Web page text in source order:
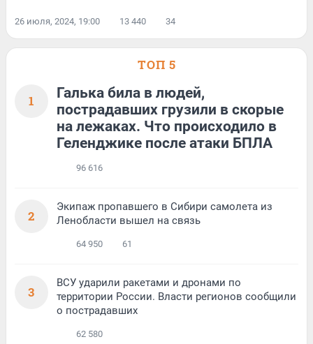
26 июля, 2024, 19:00 13 440 34
ТОП 5
1
Галька била в людей,
пострадавших грузили в скорые
на лежаках. Что происходило в
Геленджике после атаки БПЛА
96 616
2
Экипаж пропавшего в Сибири самолета из
Ленобласти вышел на связь
64 950 61
3
ВСУ ударили ракетами и дронами по
территории России. Власти регионов сообщили
о пострадавших
62 580